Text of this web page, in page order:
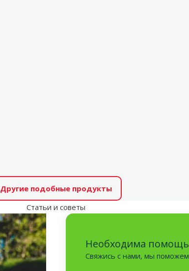
Другие подобные продукты
Статьи и советы
Необходима
Свяжись с нами, мы